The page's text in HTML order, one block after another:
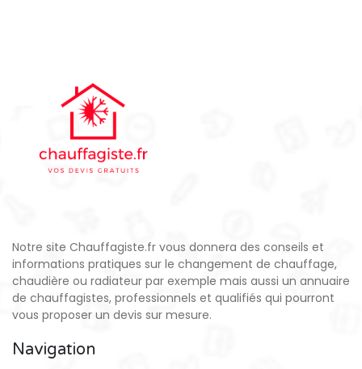
Notre site Chauffagiste.fr vous donnera des conseils et
informations pratiques sur le changement de chauffage,
chaudière ou radiateur par exemple mais aussi un annuaire
de chauffagistes, professionnels et qualifiés qui pourront
vous proposer un devis sur mesure.
Navigation